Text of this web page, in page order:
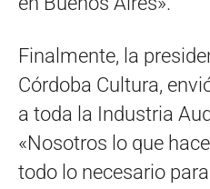
Finalmente, la
Córdoba Cultura,
a toda la Industria
«Nosotros lo que
todo lo necesario